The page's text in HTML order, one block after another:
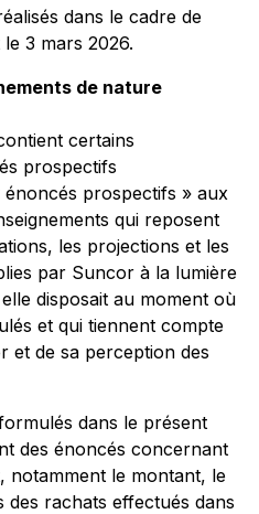
dans le cadre de
3 mars 2026.
de nature
certains
prospectifs
prospectifs » aux
qui reposent
les projections et les
par Suncor à la lumière
disposait au moment où
et qui tiennent compte
et de sa perception des
dans le présent
des énoncés concernant
notamment le montant, le
des rachats effectués dans